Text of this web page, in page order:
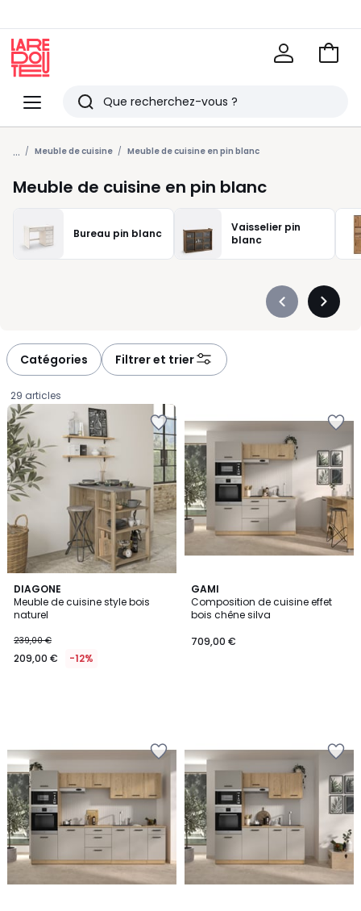
Menu
Redoute
Rechercher
Derniers
articles
vus
Voir
... Meuble de cuisine Meuble de cuisine en pin blanc
Meuble de cuisine en pin blanc
Bureau pin blanc
Vaisselier pin
blanc
Précédent
Catégories Filtrer et trier
29 articles
DIAGONE
Meuble de cuisine style bois
naturel
€
au
de
réduction
appliquée.
239,00 €
209,00 € -12%
GAMI
Composition de cuisine effet
bois chêne silva
709,00 €